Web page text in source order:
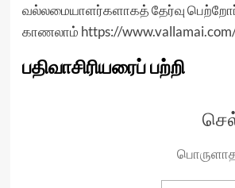
வல்லமையாளர்களாகத் தேர்வு
காணலாம் https://
பதிவாசிரியரைப் பற்றி